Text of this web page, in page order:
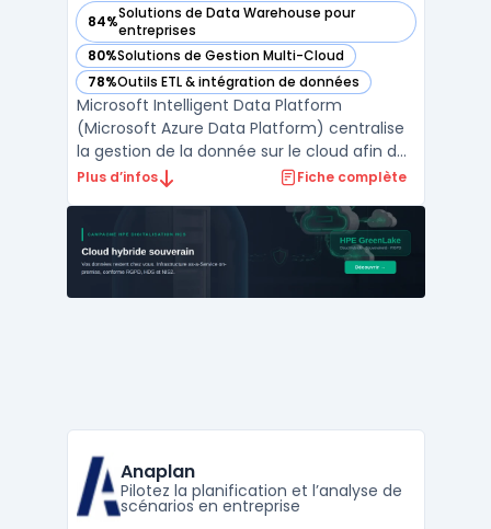
84%Solutions de Data Warehouse pour
entreprises
— voir Microsoft Intelligent Data Platform (Microsoft
80%Solutions de Gestion Multi-Cloud
— voir Microsoft Intelligent Data Platform (Microsoft
78%Outils ETL & intégration de données
— voir Microsoft Intelligent Data Platform (Microsoft
Microsoft Intelligent Data Platform
(Microsoft Azure Data Platform) centralise
la gestion de la donnée sur le cloud afin de
limiter la fragmentation des systèmes et
réel aux informations. Cette plateforme
réunit bases de données, outils d’analyse
avancée et ...
Plus d’infos Fiche complète
Anaplan
Pilotez la planification et l’analyse de
scénarios en entreprise